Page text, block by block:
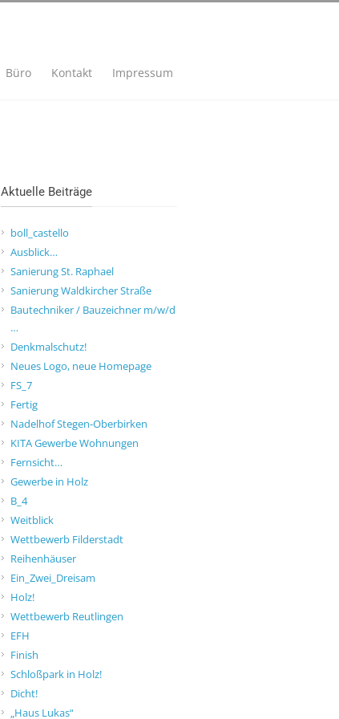
Büro Kontakt Impressum
Aktuelle Beiträge
boll_castello
Ausblick…
Sanierung St. Raphael
Sanierung Waldkircher Straße
Bautechniker / Bauzeichner m/w/d
…
Denkmalschutz!
Neues Logo, neue Homepage
FS_7
Fertig
Nadelhof Stegen-Oberbirken
KITA Gewerbe Wohnungen
Fernsicht…
Gewerbe in Holz
B_4
Weitblick
Wettbewerb Filderstadt
Reihenhäuser
Ein_Zwei_Dreisam
Holz!
Wettbewerb Reutlingen
EFH
Finish
Schloßpark in Holz!
Dicht!
„Haus Lukas“